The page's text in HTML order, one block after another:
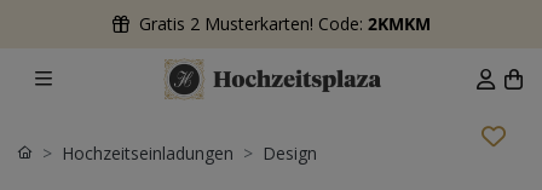
Gratis 2 Musterkarten! Code: 2KMKM
Hochzeitseinladungen Design